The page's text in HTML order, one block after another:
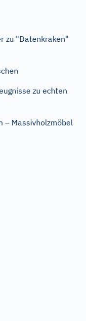
zu "Datenkraken"
zu echten
– Massivholzmöbel